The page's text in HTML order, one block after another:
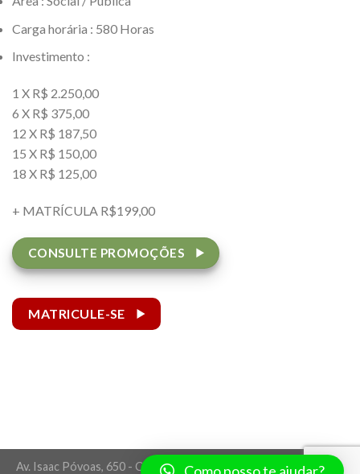
Carga horária : 580 Horas
Investimento :
1 X R$ 2.250,00
6 X R$ 375,00
12 X R$ 187,50
15 X R$ 150,00
18 X R$ 125,00
+ MATRÍCULA R$199,00
CONSULTE PROMOÇÕES
MATRICULE-SE
Av. Isaac Póvoas, 650 - Centro Norte - Cuiabá/MT - CEP 78005-